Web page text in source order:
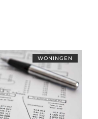
WONINGEN